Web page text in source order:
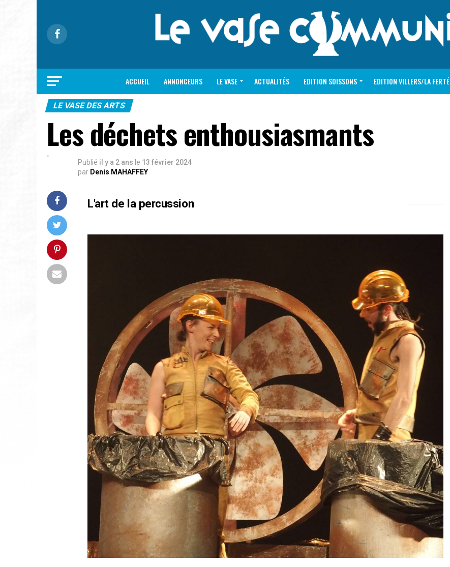
ACCUEIL ANNONCEURS LE VASE ACTUALITÉS EDITION SOISSONS EDITION VILLERS/LA FERTÉ
LE VASE DES ARTS
Les déchets enthousiasmants
Publié il y a 2 ans le 13 février 2024
par Denis MAHAFFEY
L'art de la percussion